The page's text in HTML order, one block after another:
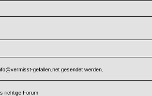
gefallen.net gesendet werden.
richtige Forum